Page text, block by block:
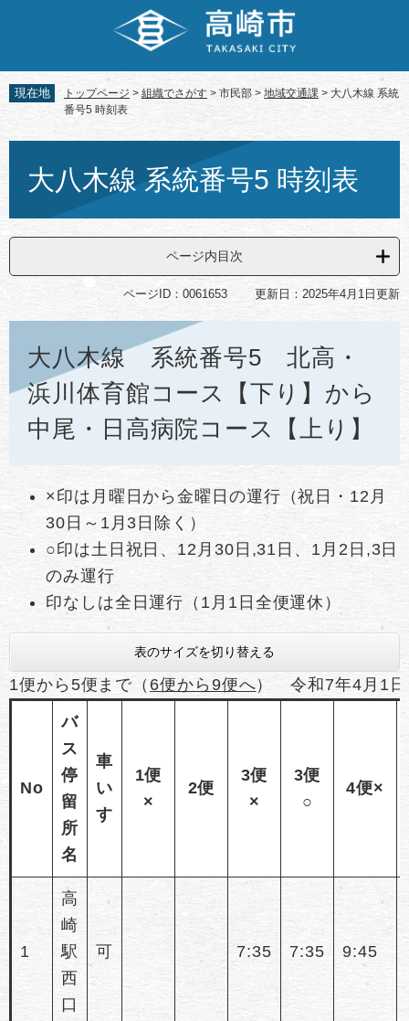
先
頭
す。
を
飛
し
へ
現在地 トップページ > 組織でさがす > 市民部 > 地域交通課 > 大八木線 系統
番号5 時刻表
大八木線 系統番号5 時刻表
ページ内目次
ページID：0061653 更新日：2025年4月1日更新
大八木線 系統番号5 北高・
浜川体育館コース【下り】から
中尾・日高病院コース【上り】
×印は月曜日から金曜日の運行（祝日・12月
30日～1月3日除く）
○印は土日祝日、12月30日,31日、1月2日,3日
のみ運行
印なしは全日運行（1月1日全便運休）
表のサイズを切り替える
1便から5便まで（ 6便から9便へ） 令和7年4月1日
No
バ
ス
停
留
所
名
車
い
す
1便
×
2便
3便
×
3便
○
4便×
1
高
崎
駅
西
口
可 7:35 7:35 9:45